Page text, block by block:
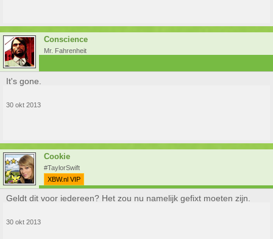
Conscience
Mr. Fahrenheit
It's gone.
30 okt 2013
Cookie
#TaylorSwift
XBW.nl VIP
Geldt dit voor iedereen? Het zou nu namelijk gefixt moeten zijn.
30 okt 2013